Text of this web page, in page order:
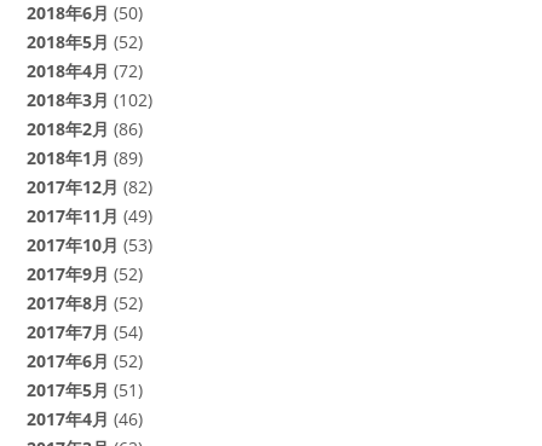
2018年6月 (50)
2018年5月 (52)
2018年4月 (72)
2018年3月 (102)
2018年2月 (86)
2018年1月 (89)
2017年12月 (82)
2017年11月 (49)
2017年10月 (53)
2017年9月 (52)
2017年8月 (52)
2017年7月 (54)
2017年6月 (52)
2017年5月 (51)
2017年4月 (46)